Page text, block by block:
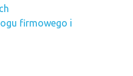
firmowego i